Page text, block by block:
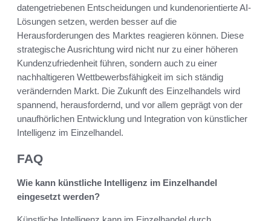
datengetriebenen Entscheidungen und kundenorientierte AI-
Lösungen setzen, werden besser auf die
Herausforderungen des Marktes reagieren können. Diese
strategische Ausrichtung wird nicht nur zu einer höheren
Kundenzufriedenheit führen, sondern auch zu einer
nachhaltigeren Wettbewerbsfähigkeit im sich ständig
verändernden Markt. Die Zukunft des Einzelhandels wird
spannend, herausfordernd, und vor allem geprägt von der
unaufhörlichen Entwicklung und Integration von künstlicher
Intelligenz im Einzelhandel.
FAQ
Wie kann künstliche Intelligenz im Einzelhandel
eingesetzt werden?